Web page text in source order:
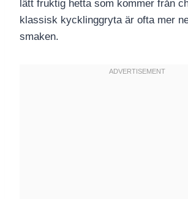
lätt fruktig hetta som kommer från
klassisk kycklinggryta är ofta mer
smaken.